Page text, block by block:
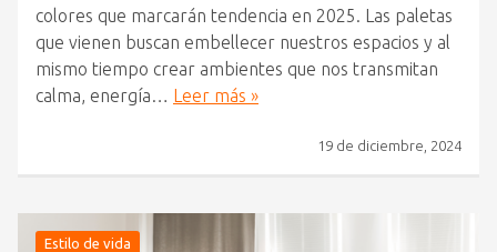
colores que marcarán tendencia en 2025. Las paletas
que vienen buscan embellecer nuestros espacios y al
mismo tiempo crear ambientes que nos transmitan
calma, energía… Leer más »
19 de diciembre, 2024
Estilo de vida